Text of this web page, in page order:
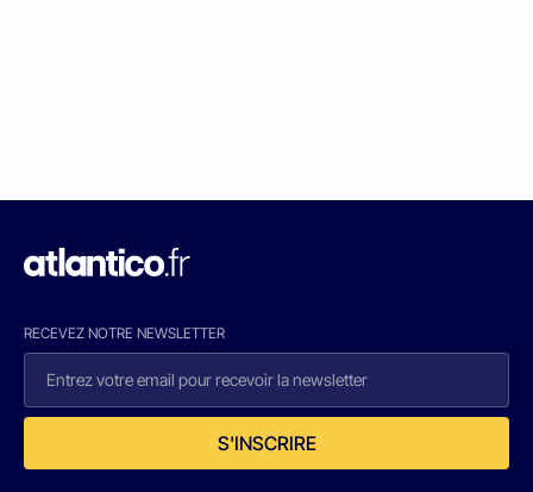
RECEVEZ NOTRE NEWSLETTER
S'INSCRIRE